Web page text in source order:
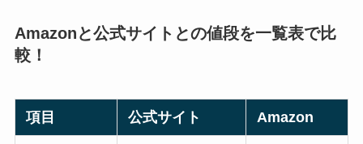
Amazonと公式サイトとの値段を一覧表で比
較！
項目 公式サイト Amazon